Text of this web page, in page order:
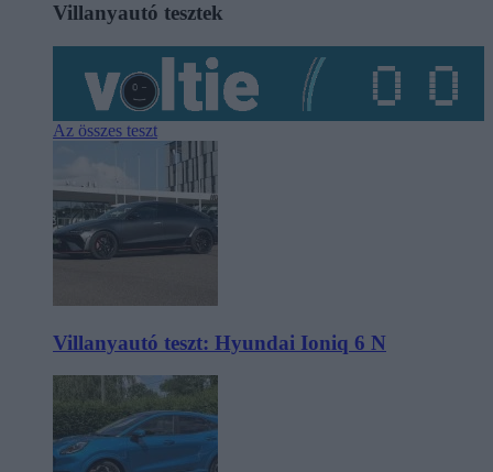
Villanyautó tesztek
Az összes teszt
Villanyautó teszt: Hyundai Ioniq 6 N